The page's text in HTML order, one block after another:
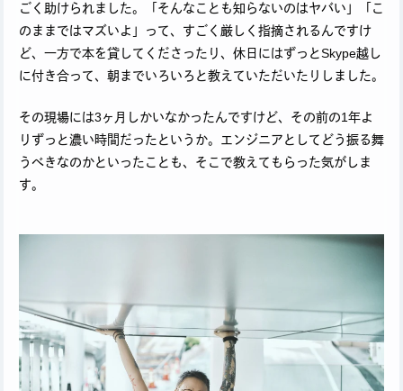
ごく助けられました。「そんなことも知らないのはヤバい」「こ
のままではマズいよ」って、すごく厳しく指摘されるんですけ
ど、一方で本を貸してくださったり、休日にはずっとSkype越し
に付き合って、朝までいろいろと教えていただいたりしました。
その現場には3ヶ月しかいなかったんですけど、その前の1年よ
りずっと濃い時間だったというか。エンジニアとしてどう振る舞
うべきなのかといったことも、そこで教えてもらった気がしま
す。